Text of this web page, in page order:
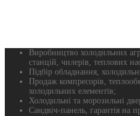
Виробництво холодильних
станцій, чилерів, теплових
Підбір обладнання,
Продаж компресорів,
холодильних елементів;
Холодильні та морозильні
Сандвіч-панель, гарантія на